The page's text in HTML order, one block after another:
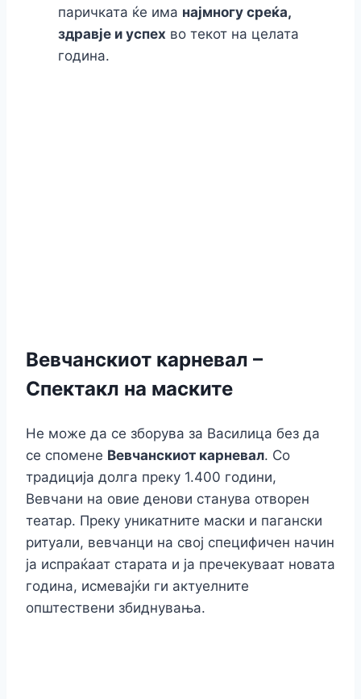
паричката ќе има најмногу среќа,
здравје и успех во текот на целата
година.
Вевчанскиот карневал –
Спектакл на маските
Не може да се зборува за Василица без да
се спомене Вевчанскиот карневал. Со
традиција долга преку 1.400 години,
Вевчани на овие денови станува отворен
театар. Преку уникатните маски и пагански
ритуали, вевчанци на свој специфичен начин
ја испраќаат старата и ја пречекуваат новата
година, исмевајќи ги актуелните
општествени збиднувања.